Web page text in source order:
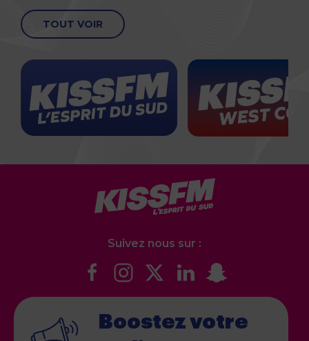
TOUT VOIR
Suivez nous sur :
Boostez votre